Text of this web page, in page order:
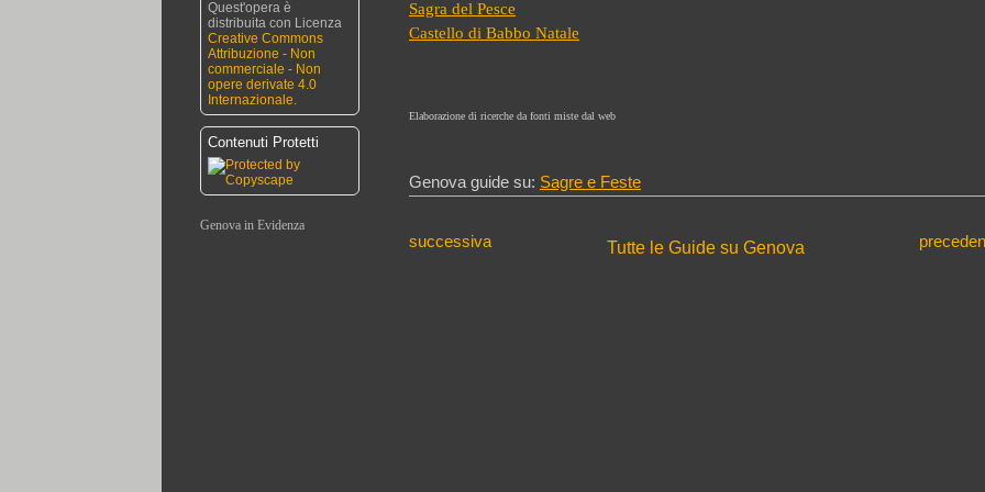
Sagra del Pesce
Castello di Babbo Natale
Elaborazione di ricerche da fonti miste dal web
Genova guide su: Sagre e Feste
successiva Tutte le Guide su Genova
Quest'opera è
distribuita con Licenza
Creative Commons
Attribuzione - Non
commerciale - Non
opere derivate 4.0
Internazionale
Contenuti Protetti
Genova in Evidenza